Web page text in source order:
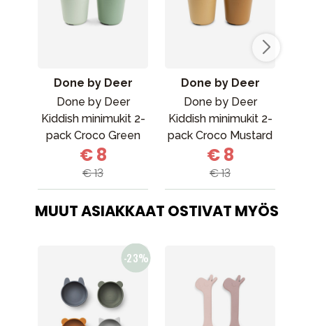
Done by Deer
Done by Deer
Kiddish minimukit 2-
pack Croco Green
€ 8
€ 13
Done by Deer
Done by Deer
Kiddish minimukit 2-
pack Croco Mustard
€ 8
€ 13
MUUT ASIAKKAAT OSTIVAT MYÖS